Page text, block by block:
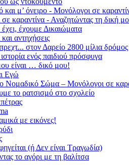
μ’ όνειρο - Μονόλογοι σε
καραντίνα - Αναζητώντας τη δική
έχουμε Δικαιώματα
αντηχήσεις
στον Δαρείο 2800 μίλια δρόμος
ενός παιδιού πρόσφυγα
είναι … δικό μου!
Εγώ
Νομαδικό Σώμα – Μονόλογοι σε
το ρατσισμό στο σχολείο
με εικόνες!
(ή Δεν είναι Τραγωδία)
το αγόρι με τη βαλίτσα